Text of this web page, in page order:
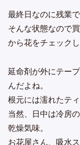
最終日なのに残業
そんな状態なので
から花をチェック
延命剤が外にテー
んだよね。
根元には濡れたティ
当然、日中は冷房
乾燥気味。
お花屋さん、吸水